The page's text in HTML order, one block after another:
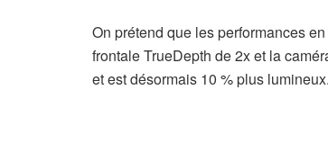
On prétend que les performances
frontale TrueDepth de 2x et la
et est désormais 10 % plus lumineux.